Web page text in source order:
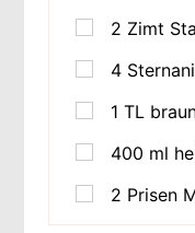
2 Zimt
4
1 TL
400 ml
2 Prisen